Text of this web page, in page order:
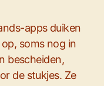
apps duiken
soms nog in
bescheiden,
de stukjes. Ze